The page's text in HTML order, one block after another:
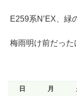
E259系N’EX、緑
梅雨明け前だった
日 月